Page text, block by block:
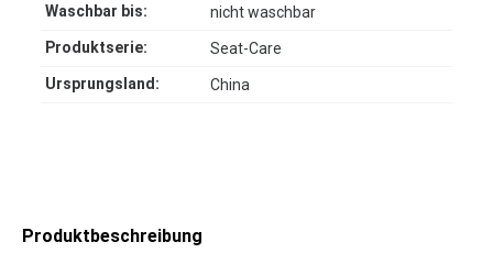
Waschbar bis:
nicht waschbar
Produktserie:
Seat-Care
Ursprungsland:
China
Produktbeschreibung